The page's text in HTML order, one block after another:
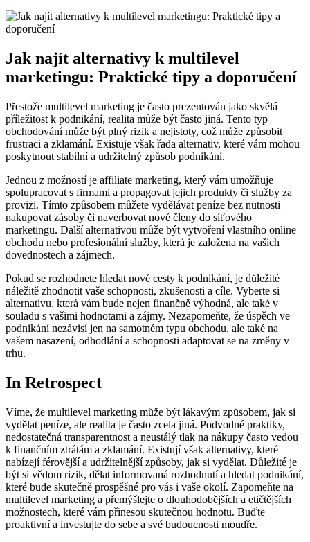
Jak najít alternativy k multilevel
marketingu: Praktické tipy a doporučení
Přestože multilevel marketing je často prezentován jako skvělá
příležitost k podnikání, realita může být často jiná. Tento typ
obchodování může být plný rizik a nejistoty, což může způsobit
frustraci a zklamání. Existuje však řada alternativ, které vám mohou
poskytnout stabilní a udržitelný způsob podnikání.
Jednou z možností je affiliate marketing, který vám umožňuje
spolupracovat s firmami a propagovat jejich produkty či služby za
provizi. Tímto způsobem můžete vydělávat peníze bez nutnosti
nakupovat zásoby či naverbovat nové členy do síťového
marketingu. Další alternativou může být vytvoření vlastního online
obchodu nebo profesionální služby, která je založena na vašich
dovednostech a zájmech.
Pokud se rozhodnete hledat nové cesty k podnikání, je důležité
náležitě zhodnotit vaše schopnosti, zkušenosti a cíle. Vyberte si
alternativu, která vám bude nejen finančně výhodná, ale také v
souladu s vašimi hodnotami a zájmy. Nezapomeňte, že úspěch ve
podnikání nezávisí jen na samotném typu obchodu, ale také na
vašem nasazení, odhodlání a schopnosti adaptovat se na změny v
trhu.
In Retrospect
Víme, že multilevel marketing může být lákavým způsobem, jak si
vydělat peníze, ale realita je často zcela jiná. Podvodné praktiky,
nedostatečná transparentnost a neustálý tlak na nákupy často vedou
k finančním ztrátám a zklamání. Existují však alternativy, které
nabízejí férovější a udržitelnější způsoby, jak si vydělat. Důležité je
být si vědom rizik, dělat informovaná rozhodnutí a hledat podnikání,
které bude skutečně prospěšné pro vás i vaše okolí. Zapomeňte na
multilevel marketing a přemýšlejte o dlouhodobějších a etičtějších
možnostech, které vám přinesou skutečnou hodnotu. Buďte
proaktivní a investujte do sebe a své budoucnosti moudře.